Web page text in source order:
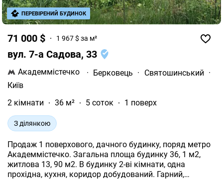
71 000 $ 1 967 $ за м²
вул. 7-а Садова, 33
Академмістечко · Берковець · Святошинський ·
Київ
2 кімнати
36 м² 5 соток 1 поверх
З ділянкою
Продаж 1 поверхового, дачного будинку, поряд метро
Академмістечко. Загальна площа будинку 36, 1 м2,
житлова 13, 90 м2. В будинку 2-ві кімнати, одна
прохідна, кухня, коридор добудований. Гарний,
ПЕРЕВІРЕНИЙ БУДИНОК